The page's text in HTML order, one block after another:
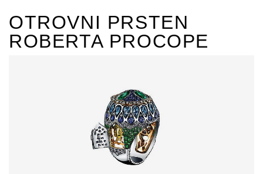
OTROVNI PRSTEN
ROBERTA PROCOPE